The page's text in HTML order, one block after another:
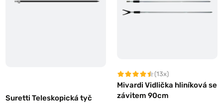
Suretti Teleskopická tyč
(13x)
Mivardi Vidlička hliníková se
závitem 90cm